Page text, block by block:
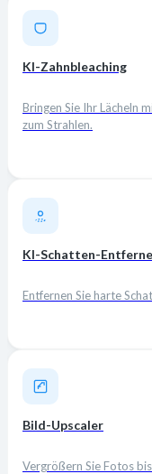
KI-Zahnbleaching
Bringen Sie Ihr Lächeln
zum Strahlen.
KI-Schatten-
Entfernen Sie harte
Bild-Upscaler
Vergrößern Sie Fotos